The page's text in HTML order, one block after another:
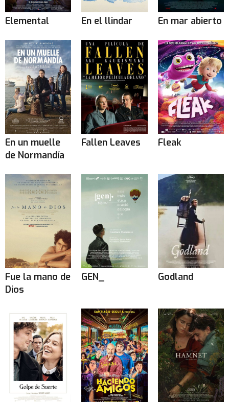
Elemental En el llindar En mar abierto
En un muelle
de Normandía
Fallen Leaves Fleak
Fue la mano de
Dios
GEN_ Godland